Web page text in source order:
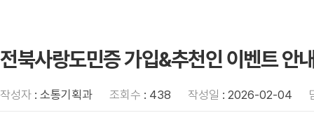
전북사랑도민증 가입&추천인 이벤트 안
작성자 : 소통기획과 조회수 : 438 작성일 : 2026-02-04